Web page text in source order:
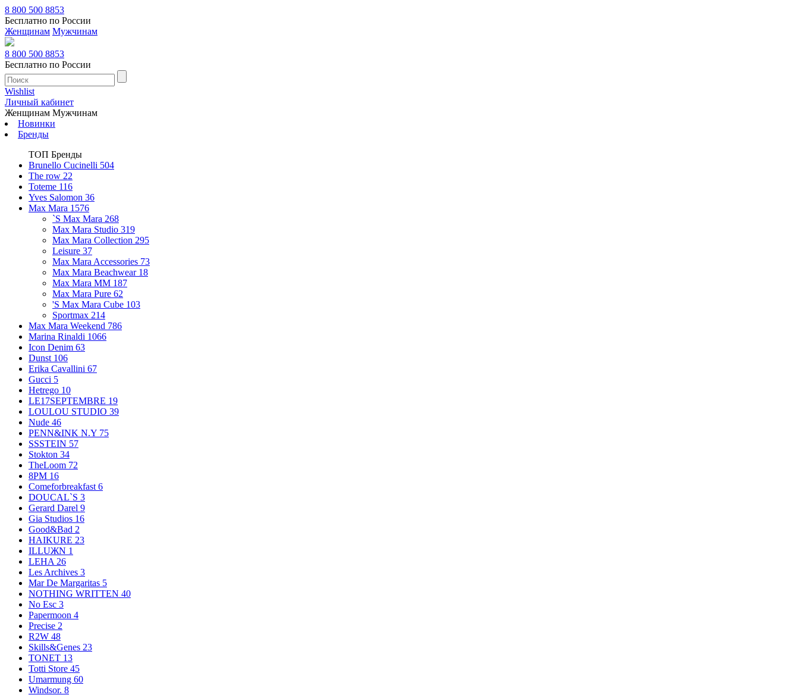
8 800 500 8853
Бесплатно по России
Женщинам Мужчинам
8 800 500 8853
Бесплатно по России
Wishlist
Личный кабинет
Женщинам Мужчинам
Новинки
Бренды
ТОП Бренды
Brunello Cucinelli 504
The row 22
Toteme 116
Yves Salomon 36
Max Mara 1576
`S Max Mara 268
Max Mara Studio 319
Max Mara Collection 295
Leisure 37
Max Mara Accessories 73
Max Mara Beachwear 18
Max Mara MM 187
Max Mara Pure 62
'S Max Mara Cube 103
Sportmax 214
Max Mara Weekend 786
Marina Rinaldi 1066
Icon Denim 63
Dunst 106
Erika Cavallini 67
Gucci 5
Hetrego 10
LE17SEPTEMBRE 19
LOULOU STUDIO 39
Nude 46
PENN&INK N.Y 75
SSSTEIN 57
Stokton 34
TheLoom 72
8PM 16
Comeforbreakfast 6
DOUCAL`S 3
Gerard Darel 9
Gia Studios 16
Good&Bad 2
HAIKURE 23
ILLUЖN 1
LEHA 26
Les Archives 3
Mar De Margaritas 5
NOTHING WRITTEN 40
No Esc 3
Papermoon 4
Precise 2
R2W 48
Skills&Genes 23
TONET 13
Totti Store 45
Umarmung 60
Windsor. 8